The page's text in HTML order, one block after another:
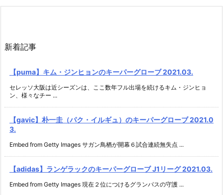
新着記事
【puma】キム・ジンヒョンのキーパーグローブ 2021.03.
セレッソ大阪は近シーズンは、ここ数年フル出場を続けるキム・ジンヒョ
ン、様々なチー ...
【gavic】朴一圭（パク・イルギュ）のキーパーグローブ 2021.0
3.
Embed from Getty Images サガン鳥栖が開幕６試合連続無失点 ...
【adidas】ランゲラックのキーパーグローブ J1リーグ 2021.03.
Embed from Getty Images 現在２位につけるグランパスの守護 ...